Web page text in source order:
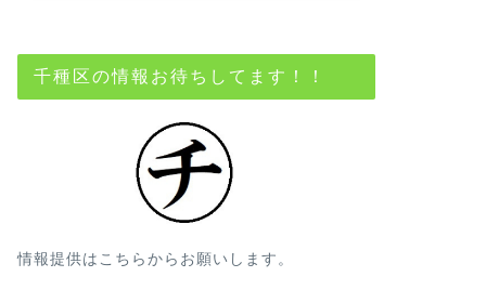
千種区の情報お待ちしてます！！
情報提供はこちらからお願いします。